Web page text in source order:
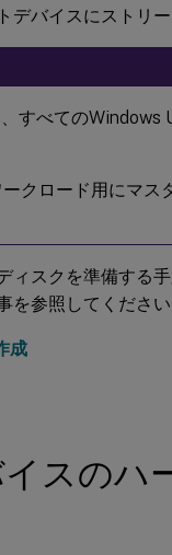
バイスにストリー
すべてのWindows
クロード用にマス
スクを準備する手
を参照してください
成
スのハ